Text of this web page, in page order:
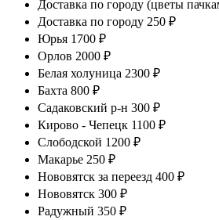
Доставка по городу (цветы
Доставка по городу 250 ₽
Юрья 1700 ₽
Орлов 2000 ₽
Белая холуница 2300 ₽
Бахта 800 ₽
Садаковский р-н 300 ₽
Кирово - Чепецк 1100 ₽
Слободской 1200 ₽
Макарье 250 ₽
Нововятск за переезд 400 ₽
Нововятск 300 ₽
Радужный 350 ₽